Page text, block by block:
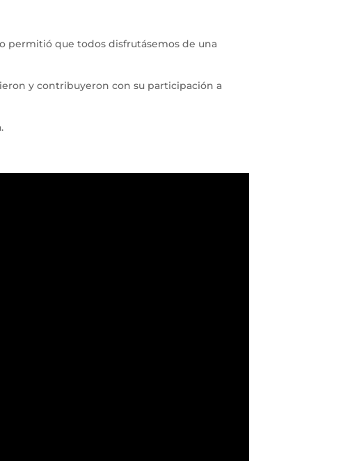
permitió que todos disfrutásemos de una
y contribuyeron con su participación a